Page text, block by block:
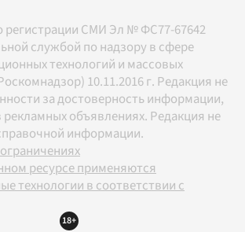
регистрации СМИ Эл № ФС77-67642
службой по надзору в сфере
технологий и массовых
10.11.2016 г. Редакция не
за достоверность информации,
объявлениях. Редакция не
информации.
ресурсе применяются
технологии в соответствии с
18+